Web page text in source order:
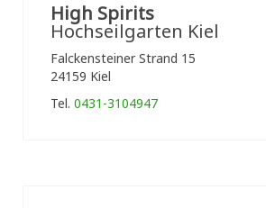
High Spirits
Hochseilgarten Kiel
Falckensteiner Strand 15
24159 Kiel
Tel. 0431-3104947